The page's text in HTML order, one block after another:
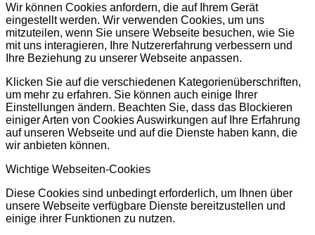
Wir können Cookies anfordern, die auf Ihrem Gerät
eingestellt werden. Wir verwenden Cookies, um uns
mitzuteilen, wenn Sie unsere Webseite besuchen, wie Sie
mit uns interagieren, Ihre Nutzererfahrung verbessern und
Ihre Beziehung zu unserer Webseite anpassen.
Klicken Sie auf die verschiedenen Kategorienüberschriften,
um mehr zu erfahren. Sie können auch einige Ihrer
Einstellungen ändern. Beachten Sie, dass das Blockieren
einiger Arten von Cookies Auswirkungen auf Ihre Erfahrung
auf unseren Webseite und auf die Dienste haben kann, die
wir anbieten können.
Wichtige Webseiten-Cookies
Diese Cookies sind unbedingt erforderlich, um Ihnen über
unsere Webseite verfügbare Dienste bereitzustellen und
einige ihrer Funktionen zu nutzen.